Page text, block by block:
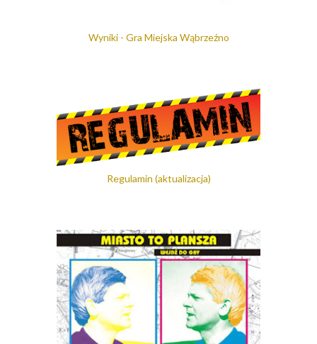
Wyniki - Gra Miejska Wąbrzeźno
Regulamin (aktualizacja)